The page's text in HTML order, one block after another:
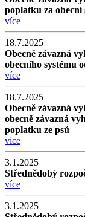
poplatku za obecní
více
18.7.2025
Obecně závazná
obecního systému
více
18.7.2025
Obecně závazná
obecně závazná
poplatku ze psů
více
3.1.2025
Střednědobý
více
3.1.2025